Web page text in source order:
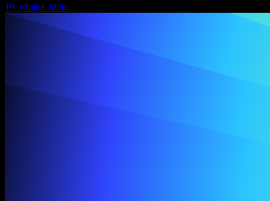
19. ožujka 2026.